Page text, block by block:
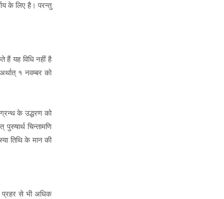
के लिए है। परन्तु
हैं यह विधि नहीं है
१ नवम्बर को
ग्रन्थ के उद्धरण को
पुरुषार्थ चिन्तामणि
तिथि के मान की
प्रहर से भी अधिक